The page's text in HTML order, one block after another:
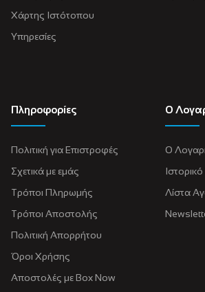
Χάρτης Ιστότοπου
Υπηρεσίες
Πληροφορίες
Πολιτική για Eπιστροφές
Σχετικά με εμάς
Τρόποι Πληρωμής
Τρόποι Αποστολής
Πολιτική Απορρήτου
Όροι Χρήσης
Αποστολές με Box Now
Ο
Ο
Λίστα